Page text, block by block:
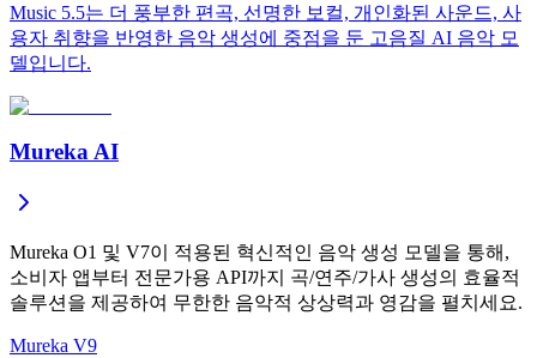
Music 5.5는 더 풍부한 편곡, 선명한 보컬, 개인화된 사운드, 사
용자 취향을 반영한 음악 생성에 중점을 둔 고음질 AI 음악 모
델입니다.
Mureka AI
Mureka O1 및 V7이 적용된 혁신적인 음악 생성 모델을 통해,
소비자 앱부터 전문가용 API까지 곡/연주/가사 생성의 효율적
솔루션을 제공하여 무한한 음악적 상상력과 영감을 펼치세요.
Mureka V9